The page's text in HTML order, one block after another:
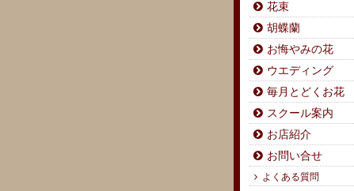
花束
胡蝶蘭
お悔やみの花
ウエディング
毎月とどくお花
スクール案内
お店紹介
お問い合せ
よくある質問